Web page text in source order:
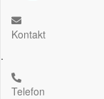
Kontakt
.
Telefon